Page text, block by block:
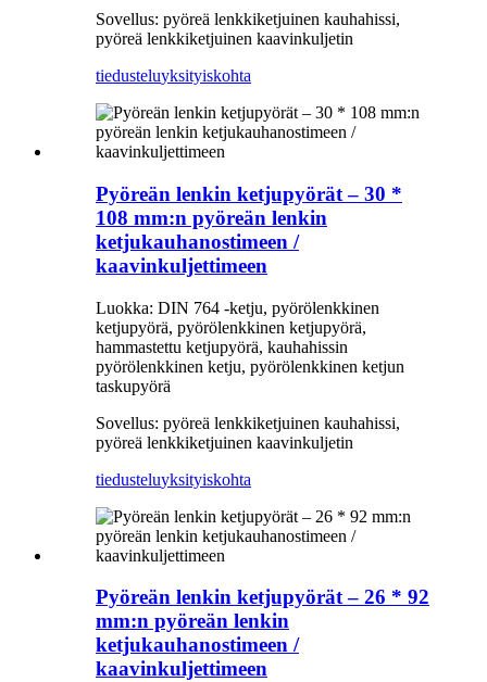
Sovellus: pyöreä lenkkiketjuinen kauhahissi,
pyöreä lenkkiketjuinen kaavinkuljetin
tiedusteluyksityiskohta
Pyöreän lenkin ketjupyörät – 30 *
108 mm:n pyöreän lenkin
ketjukauhanostimeen /
kaavinkuljettimeen
Luokka: DIN 764 -ketju, pyörölenkkinen
ketjupyörä, pyörölenkkinen ketjupyörä,
hammastettu ketjupyörä, kauhahissin
pyörölenkkinen ketju, pyörölenkkinen ketjun
taskupyörä
Sovellus: pyöreä lenkkiketjuinen kauhahissi,
pyöreä lenkkiketjuinen kaavinkuljetin
tiedusteluyksityiskohta
Pyöreän lenkin ketjupyörät – 26 * 92
mm:n pyöreän lenkin
ketjukauhanostimeen /
kaavinkuljettimeen